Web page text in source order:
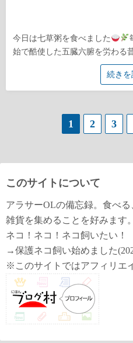
今日は七草粥を食べました
始で酷使した五臓六腑を労わる
続きを
ペ
ー
ジ
送
り
1 2 3
このサイトについて
アラサーOLの備忘録。食べ
雑貨を集めることを好みます。
ネコ！ネコ！ネコ飼いたい！
→保護ネコ飼い始めました
※このサイトではアフィリエ